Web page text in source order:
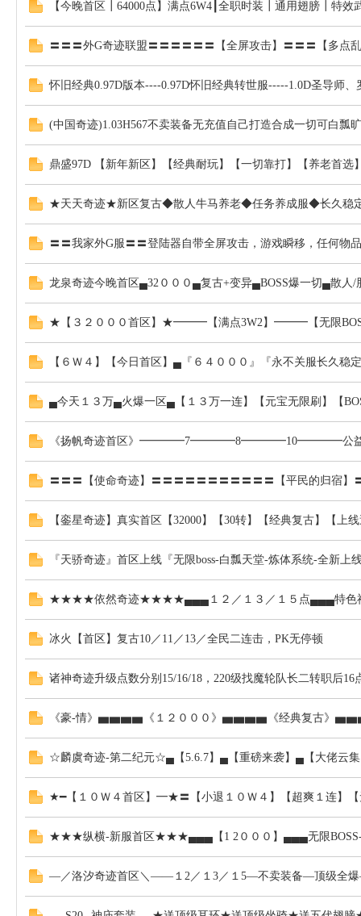
【今晚首区┃64000点】满点6W4┃全职时装┃通用翅膀┃特
〓〓〓外G奇迹联盟〓〓〓〓〓〓【全屏攻击】〓〓〓【多点
怀旧经典0.97D版本----0.97D怀旧经典转世服-----1.0D圣导师
(中国奇迹)1.03H567不卖装备无充值自己打造合成一切可白瓢
鼎盛97D 【新年新区】【经典耐玩】【一切靠打】【养老首选
★天天奇迹★新区复古◆散人牛马养老◆任务养成服◆长久稳
〓〓我家外G服〓〓登陆器自带全屏攻击，游戏瞬移，任何物
龙泉奇迹今晚首区▄32０００▄复古+变异▄BOSS爆一切▄散人
★【３２０００首区】★━━━【满点3W2】━━━【无限
【６Ｗ４】【今日首区】▄『６４０００』『永不关服长久稳
▄今天１３万▄火爆一区▄【１３万一连】【元宝无限刷】【
《扬帆奇迹首区》━━━━7━━━━8━━━━10━━━━公
〓〓〓【使命奇迹】〓〓〓〓〓〓〓〓〓〓〓【平民的归宿
【銮星奇迹】真实首区【32000】【30转】【经典复古】【上
『天骄奇迹』首区上线『无限boss-白瓢天堂-炼体系统-全新
★★★★依然奇迹★★★★▄▄▄１２／１３／１５点▄▄▄特色
冰火【首区】复古10／11／13／全民二连击，PK无停顿
诸神奇迹升级点数分别15/16/18，220级找魔轮队长二转职后16
《豪-情》▅▅▅▅《１２０００》▅▅▅▅《经典复古》
☆麟虞奇迹-第二纪元☆▄【5.6.7】▄【重磅来袭】▄【大佬云
★━【１０Ｗ４首区】━★〓【小退１０Ｗ４】【超爽１连】
★★★纵横-新服首区★★★▄▄▄【1 2０００】▄▄▄无限BOSS-
—／洛汐奇迹首区＼——１2／１3／１5—不卖装备—顶级全